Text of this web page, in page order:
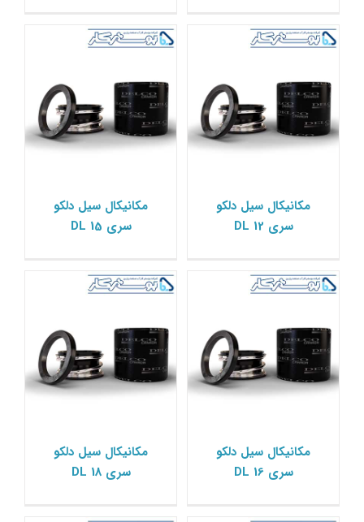
مکانیکال سیل دلکو
سری DL 12
مکانیکال سیل دلکو
سری DL 15
DL 16
مکانیکال سیل دلکو Delco
مکانیکال سیل دلکو
سری DL 16
DL 18
مکانیکال سیل دلکو Delco
مکانیکال سیل دلکو
سری DL 18
DL 19
مکانیکال سیل دلکو Delco
DL 20
مکانیکال سیل دلکو Delco